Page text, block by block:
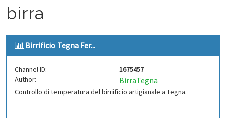
birra
Birrificio Tegna Fer...
Channel ID:
1675457
Author:
BirraTegna
Controllo di temperatura del birrificio artigianale a Tegna.